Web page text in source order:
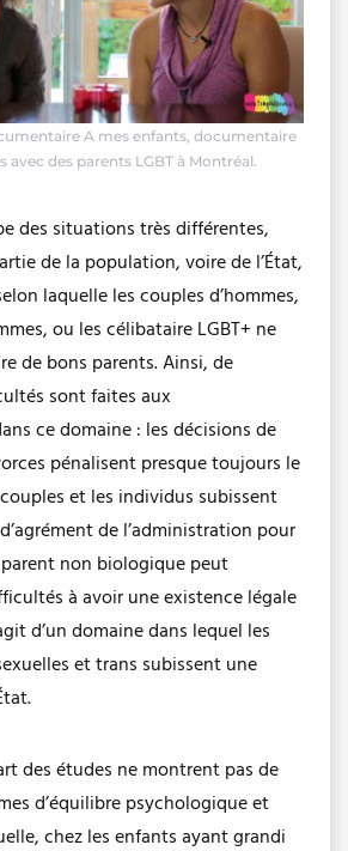
A mes enfants, documentaire
avec des parents LGBT à Montréal.
des situations très différentes,
de la population, voire de l’État,
laquelle les couples d’hommes,
ou les célibataire LGBT+ ne
de bons parents. Ainsi, de
sont faites aux
ce domaine : les décisions de
pénalisent presque toujours le
et les individus subissent
de l’administration pour
non biologique peut
à avoir une existence légale
d’un domaine dans lequel les
et trans subissent une
des études ne montrent pas de
d’équilibre psychologique et
chez les enfants ayant grandi